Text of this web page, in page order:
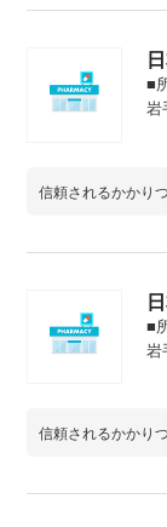
■
岩
信頼されるかかり
■
岩
信頼されるかかり